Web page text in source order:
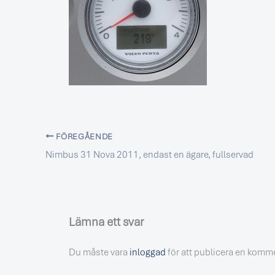
FÖREGÅENDE
Nimbus 31 Nova 2011, endast en ägare, fullservad
Lämna ett svar
Du måste vara inloggad för att publicera en